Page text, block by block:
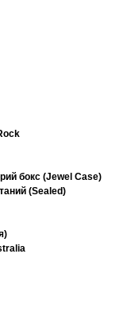
бокс (Jewel Case)
(Sealed)